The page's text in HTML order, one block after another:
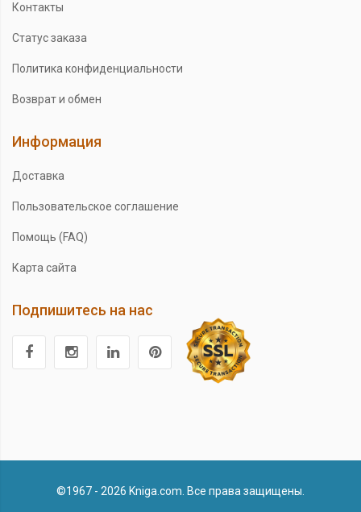
Контакты
Статус заказа
Политика конфиденциальности
Возврат и обмен
Информация
Доставка
Пользовательское соглашение
Помощь (FAQ)
Карта сайта
Подпишитесь на нас
©1967 - 2026 Kniga.com. Все права защищены.